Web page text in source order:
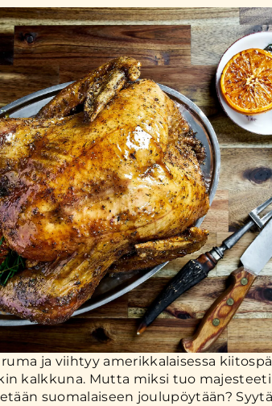
ruma ja viihtyy amerikkalaisessa
kalkkuna. Mutta miksi tuo
suomalaiseen joulupöytään?